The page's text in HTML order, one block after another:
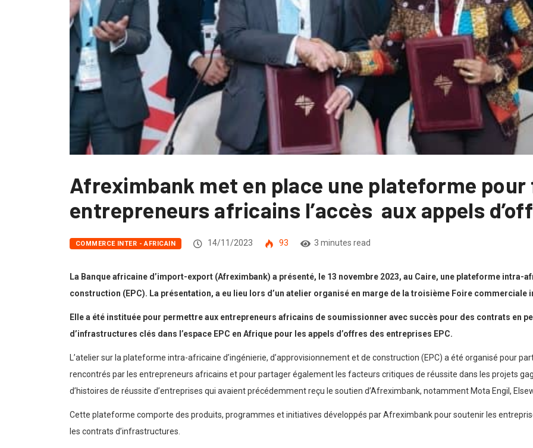
Afreximbank met en place une plateforme
entrepreneurs africains l’accès aux appels
COMMERCE INTER - AFRICAIN 14/11/2023 93 3 minutes read
La Banque africaine d’import-export (Afreximbank) a présenté, le 13 novembre 2023, au Caire, une plateforme intra-
construction (EPC). La présentation, a eu lieu lors d’un atelier organisé en marge de la troisième Foire commerciale
Elle a été instituée pour permettre aux entrepreneurs africains de soumissionner avec succès pour des contrats en
d’infrastructures clés dans l’espace EPC en Afrique pour les appels d’offres des entreprises EPC.
L’atelier sur la plateforme intra-africaine d’ingénierie, d’approvisionnement et de construction (EPC) a été organisé pour
rencontrés par les entrepreneurs africains et pour partager également les facteurs critiques de réussite dans les projets
d’histoires de réussite d’entreprises qui avaient précédemment reçu le soutien d’Afreximbank, notamment Mota Engil,
Cette plateforme comporte des produits, programmes et initiatives développés par Afreximbank pour soutenir les
les contrats d’infrastructures.